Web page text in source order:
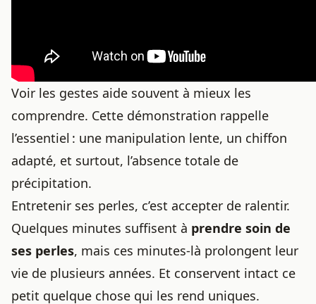
Voir les gestes aide souvent à mieux les
comprendre. Cette démonstration rappelle
l’essentiel : une manipulation lente, un chiffon
adapté, et surtout, l’absence totale de
précipitation.
Entretenir ses perles, c’est accepter de ralentir.
Quelques minutes suffisent à prendre soin de
ses perles, mais ces minutes-là prolongent leur
vie de plusieurs années. Et conservent intact ce
petit quelque chose qui les rend uniques.